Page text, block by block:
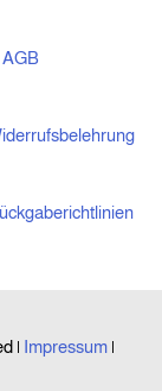
| Impressum|